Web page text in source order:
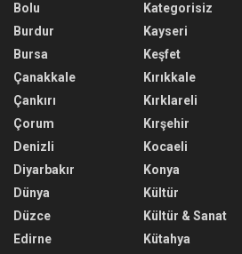
Bolu
Burdur
Bursa
Çanakkale
Çankırı
Çorum
Denizli
Diyarbakır
Dünya
Düzce
Edirne
Kategorisiz
Kayseri
Keşfet
Kırıkkale
Kırklareli
Kırşehir
Kocaeli
Konya
Kültür
Kültür & Sanat
Kütahya